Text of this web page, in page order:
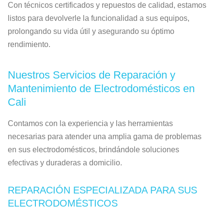
Con técnicos certificados y repuestos de calidad, estamos
listos para devolverle la funcionalidad a sus equipos,
prolongando su vida útil y asegurando su óptimo
rendimiento.
Nuestros Servicios de Reparación y
Mantenimiento de Electrodomésticos en
Cali
Contamos con la experiencia y las herramientas
necesarias para atender una amplia gama de problemas
en sus electrodomésticos, brindándole soluciones
efectivas y duraderas a domicilio.
REPARACIÓN ESPECIALIZADA PARA SUS
ELECTRODOMÉSTICOS